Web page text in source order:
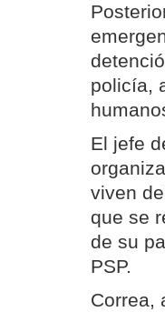
policía,
El jefe
viven
que se
de su
PSP.
Correa,